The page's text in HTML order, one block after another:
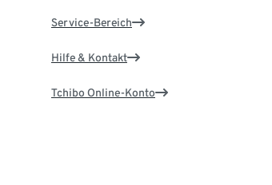
Service-Bereich
Hilfe & Kontakt
Tchibo Online-Konto